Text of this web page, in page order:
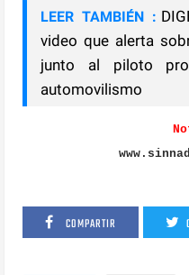
LEER TAMBIÉN :
video que alerta
junto al piloto
automovilismo
COMPARTIR